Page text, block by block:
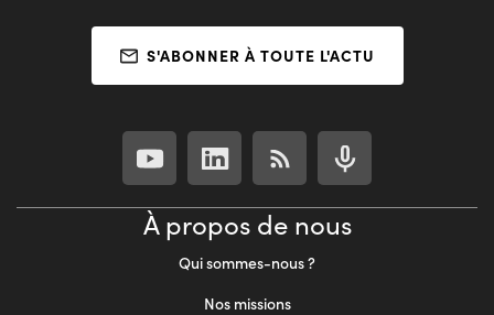
S'ABONNER À TOUTE L'ACTU
À propos de nous
Qui sommes-nous ?
Nos missions